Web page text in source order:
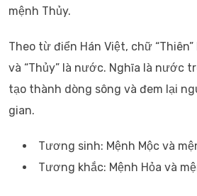
mệnh Thủy.
Theo từ điển Hán Việt, chữ “Thiên”
và “Thủy” là nước. Nghĩa là nước
tạo thành dòng sông và đem lại
gian.
Tương sinh: Mệnh Mộc và
Tương khắc: Mệnh Hỏa và